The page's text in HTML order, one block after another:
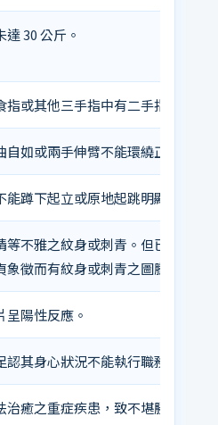
30 公斤。
指或其他三手指中有二手指以上缺
如或兩手伸臂不能環繞正常。
能蹲下起立或原地起跳明顯不能自
等不雅之紋身或刺青。但已清除，
象徵而有紋身或刺青之圖騰者，不
呈陽性反應。
其身心狀況不能執行職務。
治癒之重症疾患，致不堪勝任職務